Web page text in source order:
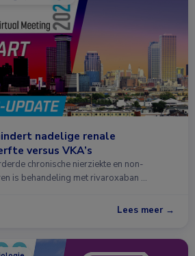
nadelige renale
versus VKA’s
chronische nierziekte en non-
is behandeling met rivaroxaban …
Lees meer →